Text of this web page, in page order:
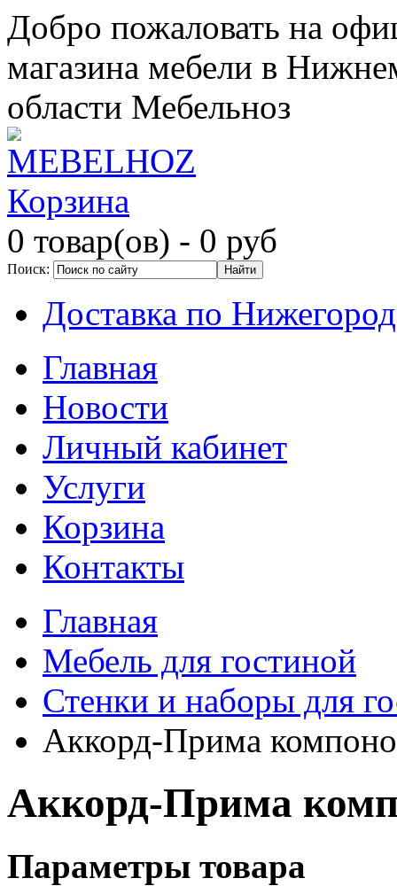
Добро пожаловать на
магазина мебели в
области Мебельноз
Корзина
0 товар(ов) - 0 руб
Поиск:
Доставка по
Главная
Новости
Личный кабинет
Услуги
Корзина
Контакты
Главная
Мебель для гостиной
Стенки и наборы для
Аккорд-Прима
Аккорд-Прима
Параметры товара